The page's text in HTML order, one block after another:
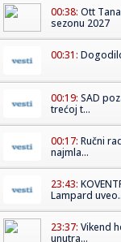
00:38: Ott
sezonu 2027
00:31:
00:19: SAD
trećoj t...
00:17: Ručni
najmla...
23:43:
Lampard
23:37: Vikend
unutra...